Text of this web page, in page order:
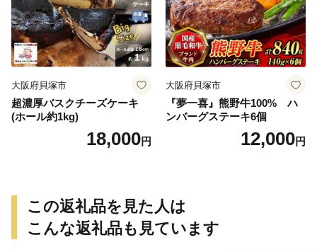
大阪府貝塚市
超濃厚バスクチーズケーキ
(ホール約1kg)
18,000円
大阪府貝塚市
『夢一喜』熊野牛100% ハ
ンバーグステーキ6個
12,000円
この返礼品を見た人は
こんな返礼品も見ています